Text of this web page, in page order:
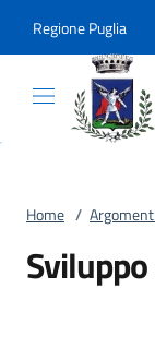
Regione Puglia
Home / Argomenti